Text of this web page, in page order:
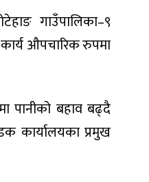
गाउँपालिका–९
औपचारिक रुपमा
पानीको बहाव बढ्दै
कार्यालयका प्रमुख